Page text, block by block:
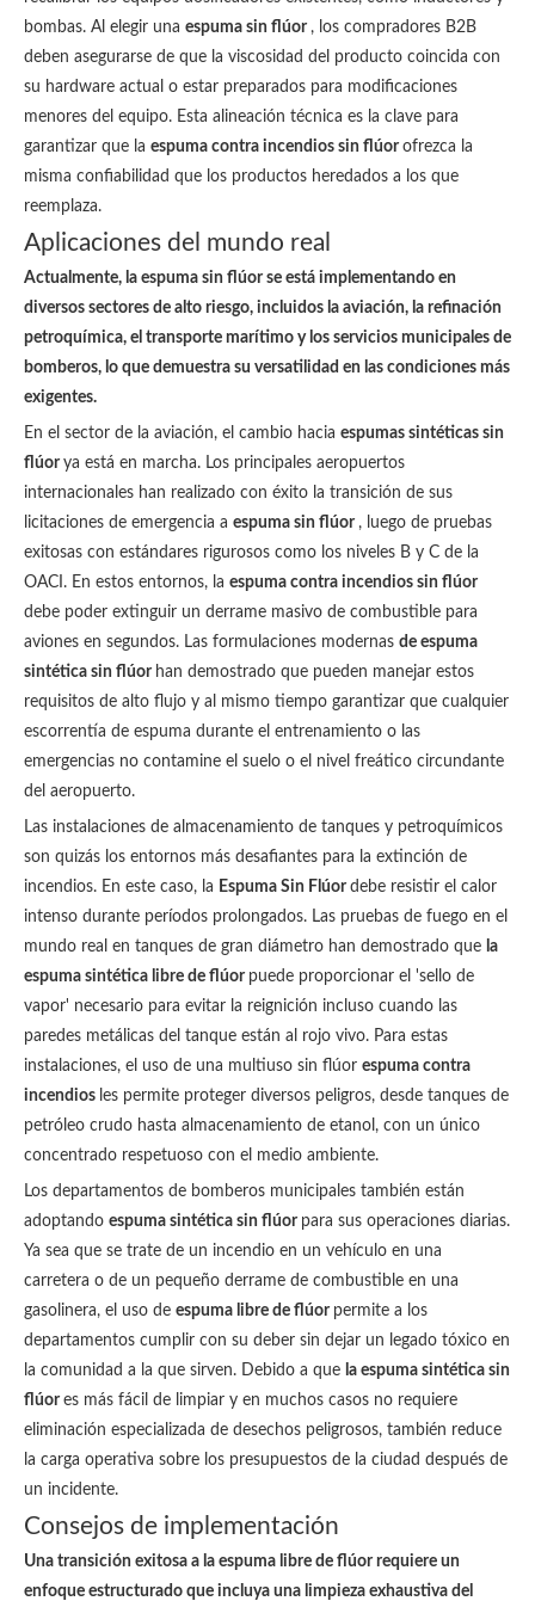
bombas. Al elegir una espuma sin flúor , los compradores B2B
deben asegurarse de que la viscosidad del producto coincida con
su hardware actual o estar preparados para modificaciones
menores del equipo. Esta alineación técnica es la clave para
garantizar que la espuma contra incendios sin flúorofrezca la
misma confiabilidad que los productos heredados a los que
reemplaza.
Aplicaciones del mundo real
Actualmente, la espuma sin flúor se está implementando en
diversos sectores de alto riesgo, incluidos la aviación, la refinación
petroquímica, el transporte marítimo y los servicios municipales de
bomberos, lo que demuestra su versatilidad en las condiciones más
exigentes.
En el sector de la aviación, el cambio hacia espumas sintéticas sin
flúorya está en marcha. Los principales aeropuertos
internacionales han realizado con éxito la transición de sus
licitaciones de emergencia a espuma sin flúor , luego de pruebas
exitosas con estándares rigurosos como los niveles B y C de la
OACI. En estos entornos, la espuma contra incendios sin flúor
debe poder extinguir un derrame masivo de combustible para
aviones en segundos. Las formulaciones modernas de espuma
sintética sin flúor han demostrado que pueden manejar estos
requisitos de alto flujo y al mismo tiempo garantizar que cualquier
escorrentía de espuma durante el entrenamiento o las
emergencias no contamine el suelo o el nivel freático circundante
del aeropuerto.
Las instalaciones de almacenamiento de tanques y petroquímicos
son quizás los entornos más desafiantes para la extinción de
incendios. En este caso, la Espuma Sin Flúordebe resistir el calor
intenso durante períodos prolongados. Las pruebas de fuego en el
mundo real en tanques de gran diámetro han demostrado que la
espuma sintética libre de flúor puede proporcionar el 'sello de
vapor' necesario para evitar la reignición incluso cuando las
paredes metálicas del tanque están al rojo vivo. Para estas
instalaciones, el uso de una multiuso sin flúor espuma contra
incendios les permite proteger diversos peligros, desde tanques de
petróleo crudo hasta almacenamiento de etanol, con un único
concentrado respetuoso con el medio ambiente.
Los departamentos de bomberos municipales también están
adoptando espuma sintética sin flúor para sus operaciones diarias.
Ya sea que se trate de un incendio en un vehículo en una
carretera o de un pequeño derrame de combustible en una
gasolinera, el uso de espuma libre de flúor permite a los
departamentos cumplir con su deber sin dejar un legado tóxico en
la comunidad a la que sirven. Debido a que la espuma sintética sin
flúores más fácil de limpiar y en muchos casos no requiere
eliminación especializada de desechos peligrosos, también reduce
la carga operativa sobre los presupuestos de la ciudad después de
un incidente.
Consejos de implementación
Una transición exitosa a la espuma libre de flúor requiere un
enfoque estructurado que incluya una limpieza exhaustiva del